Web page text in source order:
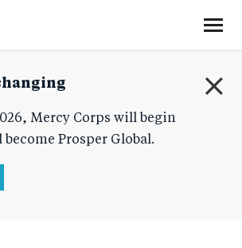
content
Mercy Corps will begin
Prosper Global.